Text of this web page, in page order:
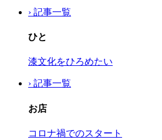
› 記事一覧
ひと
漆文化をひろめたい
› 記事一覧
お店
コロナ禍でのスタート